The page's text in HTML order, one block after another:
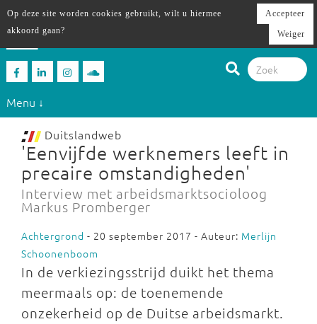
Menu ↓
Duitslandweb
'Eenvijfde werknemers leeft in
precaire omstandigheden'
Interview met arbeidsmarktsocioloog
Markus Promberger
Achtergrond - 20 september 2017 - Auteur: Merlijn
Schoonenboom
In de verkiezingsstrijd duikt het thema
meermaals op: de toenemende
onzekerheid op de Duitse arbeidsmarkt.
Op deze site worden cookies gebruikt, wilt u hiermee
akkoord gaan?
Accepteer
Weiger